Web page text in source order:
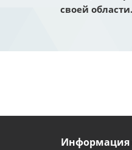
своей области.
Информация